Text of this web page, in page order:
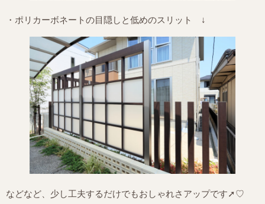
・ポリカーボネートの目隠しと低めのスリット ↓
などなど、少し工夫するだけでもおしゃれさアップです➚♡